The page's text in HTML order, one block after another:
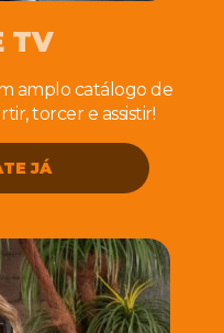
TV
amplo catálogo de
torcer e assistir!
JÁ